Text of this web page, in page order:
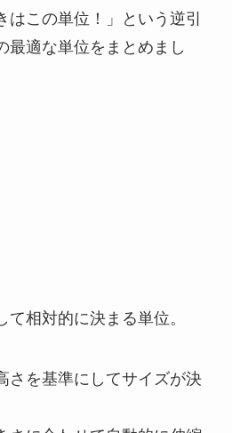
はこの単位！」という逆引
最適な単位をまとめまし
相対的に決まる単位。
さを基準にしてサイズが決